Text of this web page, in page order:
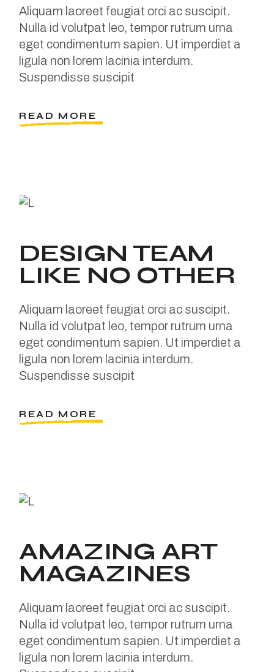
Aliquam laoreet feugiat orci ac suscipit.
Nulla id volutpat leo, tempor rutrum urna
eget condimentum sapien. Ut imperdiet a
ligula non lorem lacinia interdum.
Suspendisse suscipit
READ MORE
DESIGN TEAM
LIKE NO OTHER
Aliquam laoreet feugiat orci ac suscipit.
Nulla id volutpat leo, tempor rutrum urna
eget condimentum sapien. Ut imperdiet a
ligula non lorem lacinia interdum.
Suspendisse suscipit
READ MORE
AMAZING ART
MAGAZINES
Aliquam laoreet feugiat orci ac suscipit.
Nulla id volutpat leo, tempor rutrum urna
eget condimentum sapien. Ut imperdiet a
ligula non lorem lacinia interdum.